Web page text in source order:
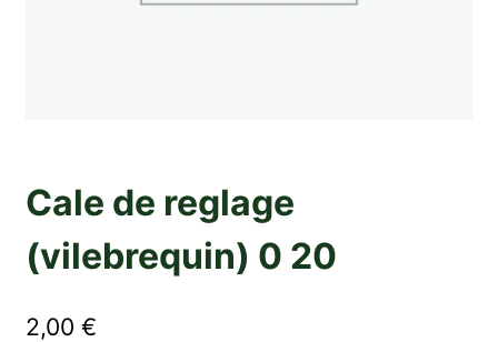
Cale de reglage
(vilebrequin) 0 20
2,00 €